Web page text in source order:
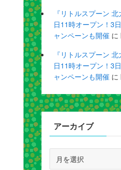
『リトルスプーン
日11時オープン！3
ャンペーンも開催 に
『リトルスプーン
日11時オープン！3
ャンペーンも開催 に
アーカイブ